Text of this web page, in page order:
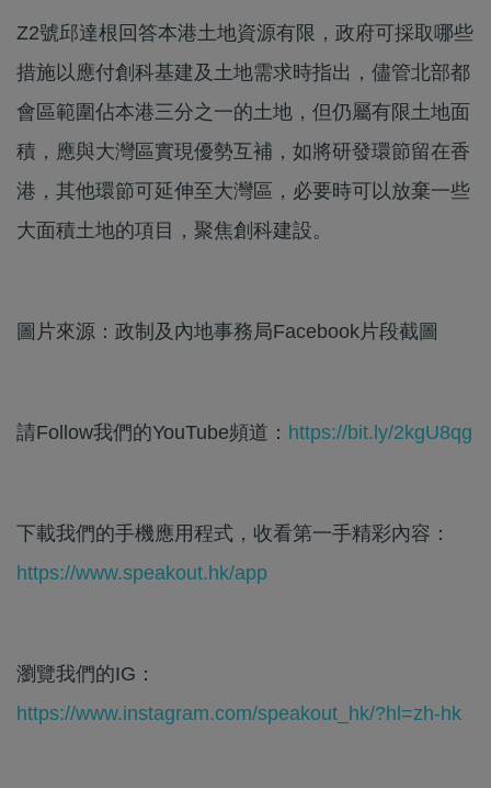
Z2號邱達根回答本港土地資源有限，政府可採取哪些
措施以應付創科基建及土地需求時指出，儘管北部都
會區範圍佔本港三分之一的土地，但仍屬有限土地面
積，應與大灣區實現優勢互補，如將研發環節留在香
港，其他環節可延伸至大灣區，必要時可以放棄一些
大面積土地的項目，聚焦創科建設。
圖片來源：政制及內地事務局Facebook片段截圖
請Follow我們的YouTube頻道： https://bit.ly/2kgU8qg
下載我們的手機應用程式，收看第一手精彩內容：
https://www.speakout.hk/app
瀏覽我們的IG：
https://www.instagram.com/speakout_hk/?hl=zh-hk